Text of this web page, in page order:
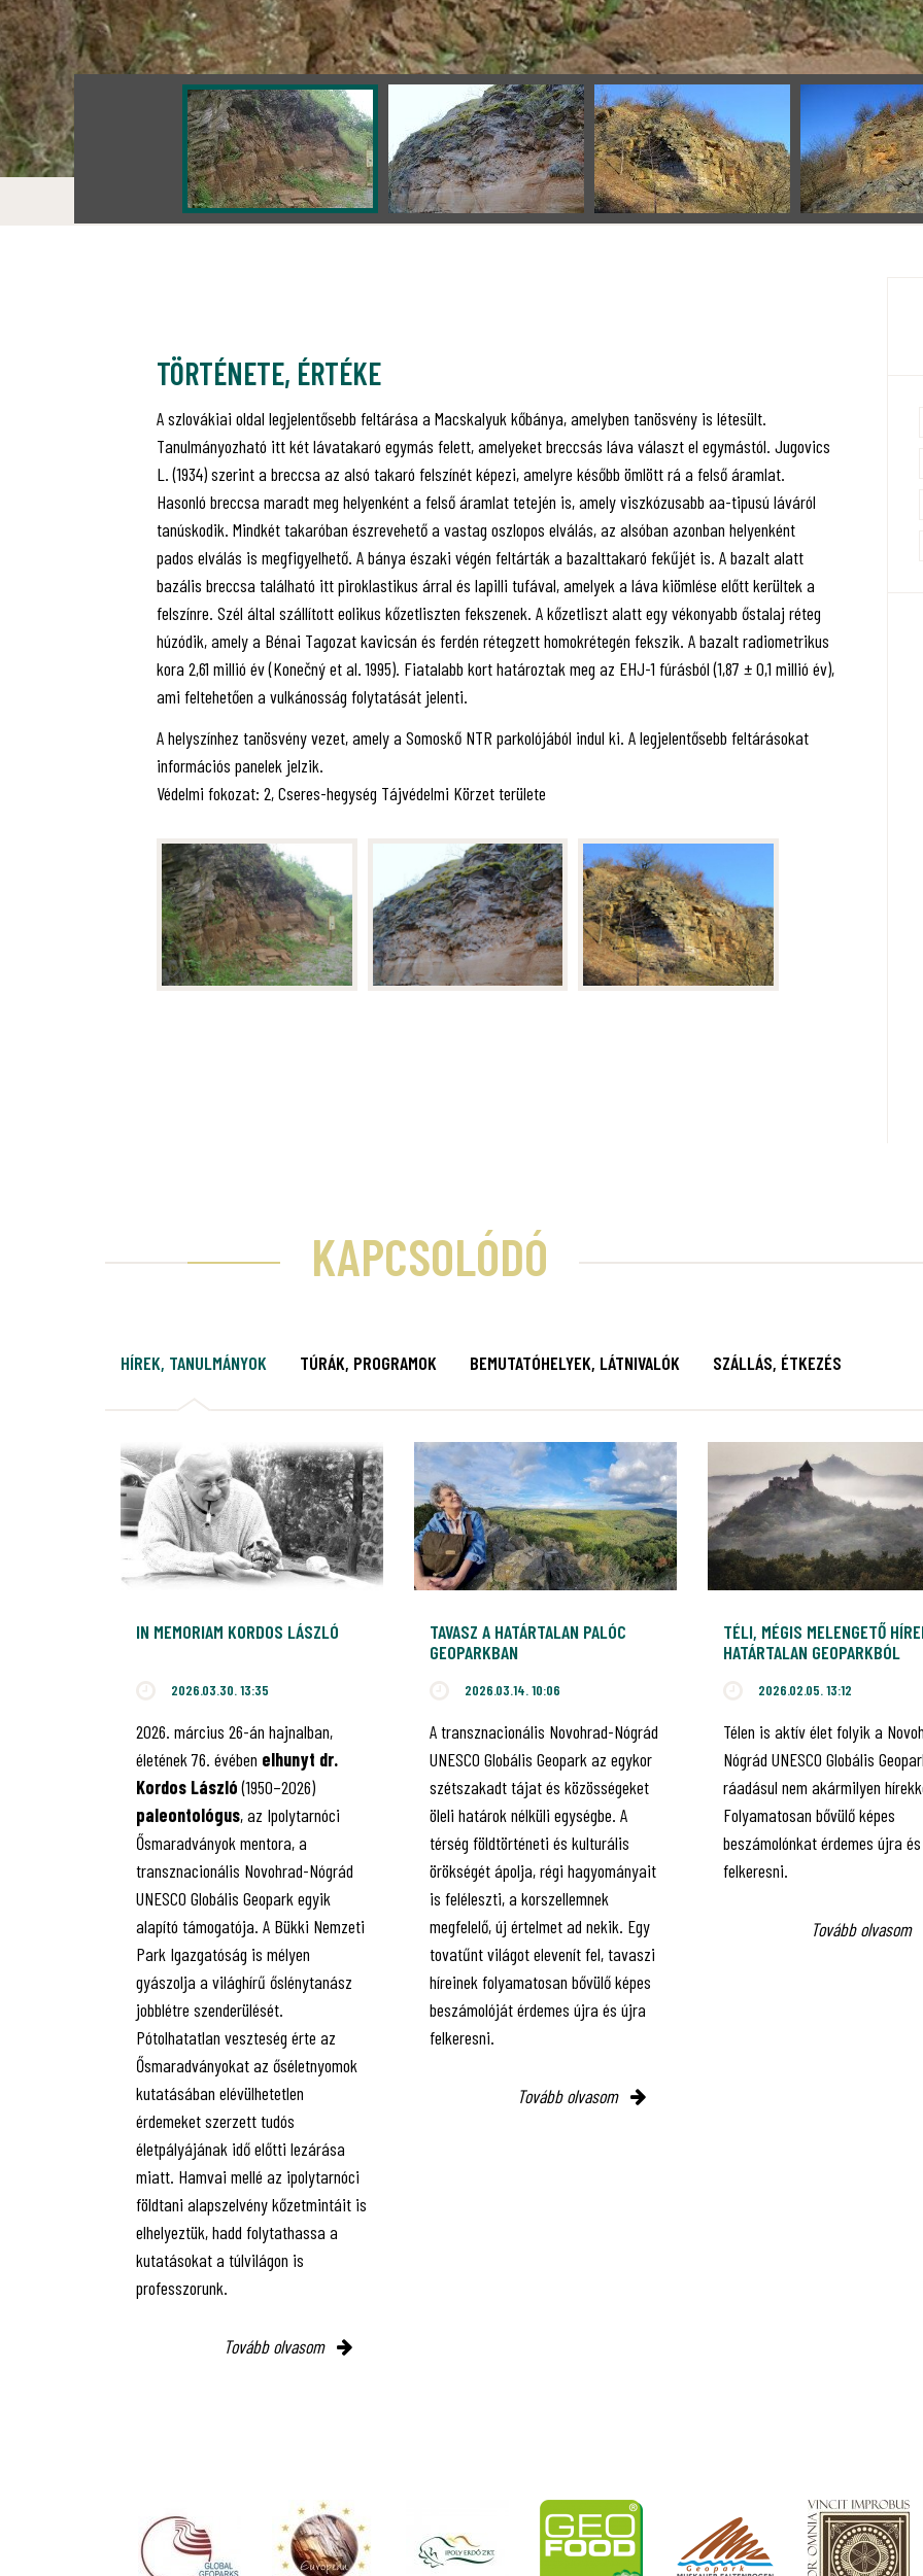
Macskalyuk (SK)
TÖRTÉNETE, ÉRTÉKE
A szlovákiai oldal legjelentősebb feltárása a Macskalyuk kőbánya, amelyben tanösvény is létesült.
Tanulmányozható itt két lávatakaró egymás felett, amelyeket breccsás láva választ el egymástól. Jugovics
L. (1934) szerint a breccsa az alsó takaró felszínét képezi, amelyre később ömlött rá a felső áramlat.
Hasonló breccsa maradt meg helyenként a felső áramlat tetején is, amely viszkózusabb aa-tipusú láváról
tanúskodik. Mindkét takaróban észrevehető a vastag oszlopos elválás, az alsóban azonban helyenként
pados elválás is megfigyelhető. A bánya északi végén feltárták a bazalttakaró fekűjét is. A bazalt alatt
bazális breccsa található itt piroklastikus árral és lapilli tufával, amelyek a láva kiömlése előtt kerültek a
felszínre. Szél által szállított eolikus kőzetliszten fekszenek. A kőzetliszt alatt egy vékonyabb őstalaj réteg
húzódik, amely a Bénai Tagozat kavicsán és ferdén rétegzett homokrétegén fekszik. A bazalt radiometrikus
kora 2,61 millió év (Konečný et al. 1995). Fiatalabb kort határoztak meg az EHJ-1 fúrásból (1,87 ± 0,1 millió év),
ami feltehetően a vulkánosság folytatását jelenti.
A helyszínhez tanösvény vezet, amely a Somoskő NTR parkolójából indul ki. A legjelentősebb feltárásokat
információs panelek jelzik.
Védelmi fokozat: 2, Cseres-hegység Tájvédelmi Körzet területe
KAPCSOLÓDÓ
HÍREK, TANULMÁNYOK TÚRÁK, PROGRAMOK BEMUTATÓHELYEK, LÁTNIVALÓK SZÁLLÁS, ÉTKEZÉS
IN MEMORIAM KORDOS LÁSZLÓ
2026.03.30. 13:35
2026. március 26-án hajnalban,
életének 76. évében elhunyt dr.
Kordos László(1950–2026)
paleontológus, az Ipolytarnóci
Ősmaradványok mentora, a
transznacionális Novohrad-Nógrád
UNESCO Globális Geopark egyik
alapító támogatója. A Bükki Nemzeti
Park Igazgatóság is mélyen
gyászolja a világhírű őslénytanász
jobblétre szenderülését.
Pótolhatatlan veszteség érte az
Ősmaradványokat az őséletnyomok
kutatásában elévülhetetlen
érdemeket szerzett tudós
életpályájának idő előtti lezárása
miatt. Hamvai mellé az ipolytarnóci
földtani alapszelvény kőzetmintáit is
elhelyeztük, hadd folytathassa a
kutatásokat a túlvilágon is
professzorunk.
Tovább olvasom
TAVASZ A HATÁRTALAN PALÓC
GEOPARKBAN
2026.03.14. 10:06
A transznacionális Novohrad-Nógrád
UNESCO Globális Geopark az egykor
szétszakadt tájat és közösségeket
öleli határok nélküli egységbe. A
térség földtörténeti és kulturális
örökségét ápolja, régi hagyományait
is feléleszti, a korszellemnek
megfelelő, új értelmet ad nekik. Egy
tovatűnt világot elevenít fel, tavaszi
híreinek folyamatosan bővülő képes
beszámolóját érdemes újra és újra
felkeresni.
Tovább olvasom
TÉLI, MÉGIS MELENGETŐ
HATÁRTALAN GEOPARKBÓL
2026.02.05. 13:12
Télen is aktív élet folyik a
Nógrád UNESCO Globális
ráadásul nem akármilyen
Folyamatosan bővülő képes
beszámolónkat érdemes újra
felkeresni.
Tovább olvasom